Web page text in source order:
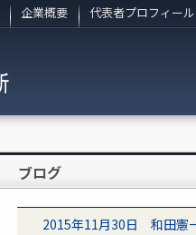
企業概要 代表者プロフィール
ブログ
2015年11月30日 和田憲